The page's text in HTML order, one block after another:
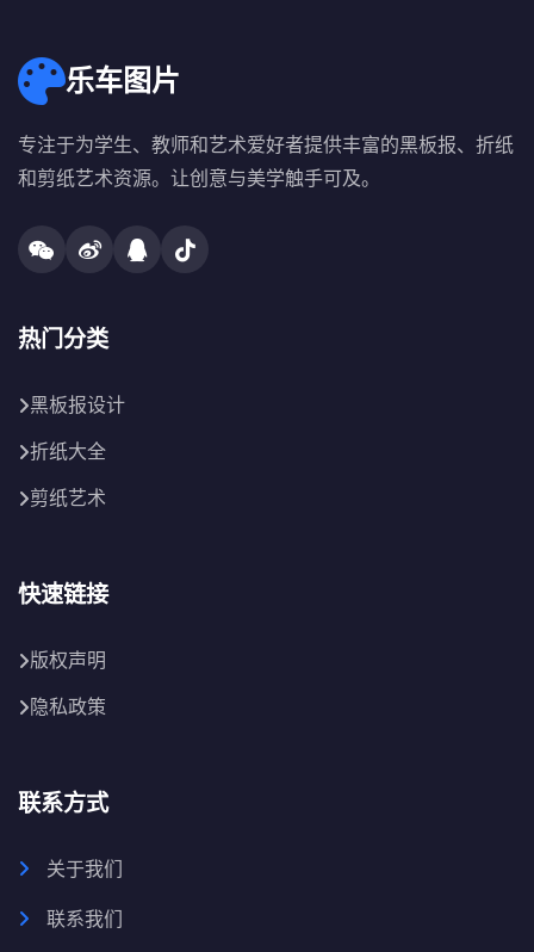
乐车图片
专注于为学生、教师和艺术爱好者提供丰富的黑板报、折纸
和剪纸艺术资源。让创意与美学触手可及。
热门分类
黑板报设计
折纸大全
剪纸艺术
快速链接
版权声明
隐私政策
联系方式
关于我们
联系我们